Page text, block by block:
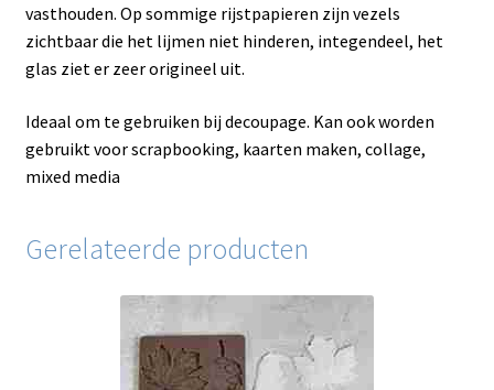
vasthouden. Op sommige rijstpapieren zijn vezels
zichtbaar die het lijmen niet hinderen, integendeel, het
glas ziet er zeer origineel uit.
Ideaal om te gebruiken bij decoupage. Kan ook worden
gebruikt voor scrapbooking, kaarten maken, collage,
mixed media
Gerelateerde producten